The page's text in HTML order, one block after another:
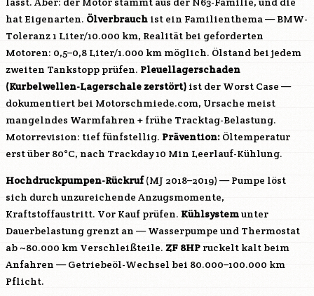
hat Eigenarten. Ölverbrauch ist ein Familienthema — BMW-
Toleranz 1 Liter/10.000 km, Realität bei geforderten
Motoren: 0,5–0,8 Liter/1.000 km möglich. Ölstand bei jedem
zweiten Tankstopp prüfen. Pleuellagerschaden
(Kurbelwellen-Lagerschale zerstört) ist der Worst Case —
dokumentiert bei Motorschmiede.com, Ursache meist
mangelndes Warmfahren + frühe Tracktag-Belastung.
Motorrevision: tief fünfstellig. Prävention: Öltemperatur
erst über 80°C, nach Trackday 10 Min Leerlauf-Kühlung.
Hochdruckpumpen-Rückruf(MJ 2018–2019) — Pumpe löst
sich durch unzureichende Anzugsmomente,
Kraftstoffaustritt. Vor Kauf prüfen. Kühlsystemunter
Dauerbelastung grenzt an — Wasserpumpe und Thermostat
ab ~80.000 km Verschleißteile. ZF 8HP ruckelt kalt beim
Anfahren — Getriebeöl-Wechsel bei 80.000–100.000 km
Pflicht.